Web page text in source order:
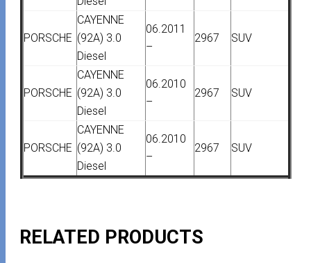
PORSCHE
CAYENNE
(92A) 3.0
Diesel
06.2011
–
2967 SUV
PORSCHE
CAYENNE
(92A) 3.0
Diesel
06.2010
–
2967 SUV
PORSCHE
CAYENNE
(92A) 3.0
Diesel
06.2010
–
2967 SUV
RELATED PRODUCTS